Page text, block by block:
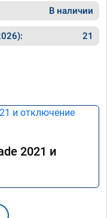
В наличии
21
2021 и